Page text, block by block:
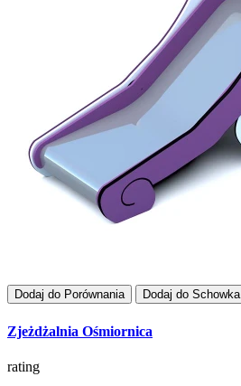
Dodaj do Porównania Dodaj do Schowka
Zjeżdżalnia Ośmiornica
rating